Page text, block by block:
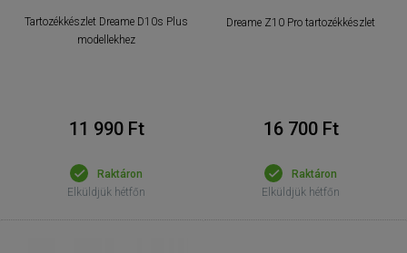
Tartozékkészlet Dreame D10s Plus
modellekhez
11 990 Ft
Raktáron
Elküldjük hétfőn
Dreame Z10 Pro tartozékkészlet
16 700 Ft
Raktáron
Elküldjük hétfőn